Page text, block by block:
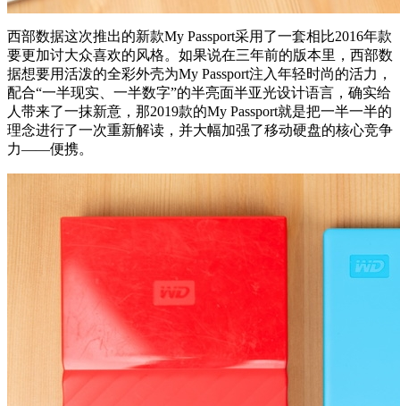
西部数据这次推出的新款My Passport采用了一套相比2016年款
要更加讨大众喜欢的风格。如果说在三年前的版本里，西部数
据想要用活泼的全彩外壳为My Passport注入年轻时尚的活力，
配合“一半现实、一半数字”的半亮面半亚光设计语言，确实给
人带来了一抹新意，那2019款的My Passport就是把一半一半的
理念进行了一次重新解读，并大幅加强了移动硬盘的核心竞争
力——便携。